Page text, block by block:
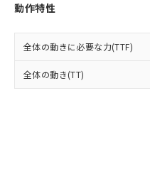
動作特性
全体の動きに必要な力(TTF)
全体の動き(TT)
ものではありませ
また、RoHS指令
荷製品に未対応品